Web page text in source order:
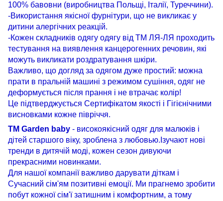
100% бавовни (виробництва Польщі, Італії, Туреччини).
-Використання якісної фурнітури, що не викликає у
дитини алергічних реакцій.
-Кожен складників одягу одягу від ТМ ЛЯ-ЛЯ проходить
тестування на виявлення канцерогенних речовин, які
можуть викликати роздратування шкіри.
Важливо, що догляд за одягом дуже простий: можна
прати в пральній машині з режимом сушіння, одяг не
деформується після прання і не втрачає колір!
Це підтверджується Сертифікатом якості і Гігієнічними
висновками кожне півріччя.
ТМ Garden baby - високоякісний одяг для малюків і
дітей старшого віку, зроблена з любовью.Ізучают нові
тренди в дитячій моді, кожен сезон дивуючи
прекрасними новинками.
Для нашої компанії важливо дарувати діткам і
Сучасний сім'ям позитивні емоції. Ми прагнемо зробити
побут кожної сім'ї затишним і комфортним, а тому